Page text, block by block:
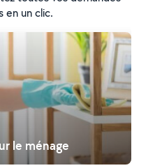
en un clic.
le ménage